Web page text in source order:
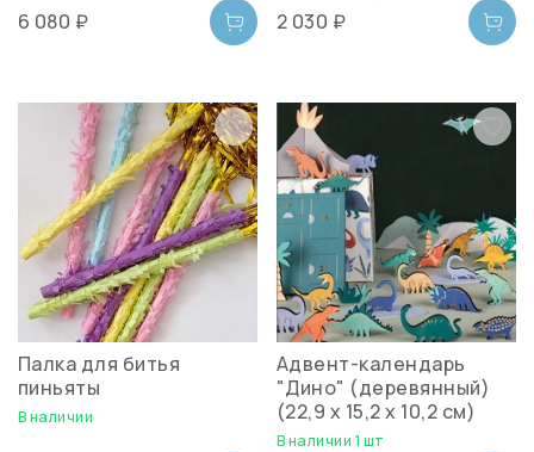
6 080 ₽ 2 030 ₽
Палка для битья
пиньяты
В наличии
Адвент-календарь
"Дино" (деревянный)
(22,9 х 15,2 х 10,2 см)
В наличии 1 шт